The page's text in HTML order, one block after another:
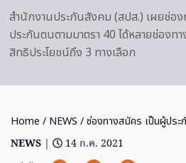
สำนักงานประกันสังคม (สปส.) เผยช่อ
ประกันตนตามมาตรา 40 ได้หลายช่องท
สิทธิประโยชน์ถึง 3 ทางเลือก
Home / NEWS / ช่องทางสมัคร เป็นผู้ปร
NEWS |
14 ก.ค. 2021